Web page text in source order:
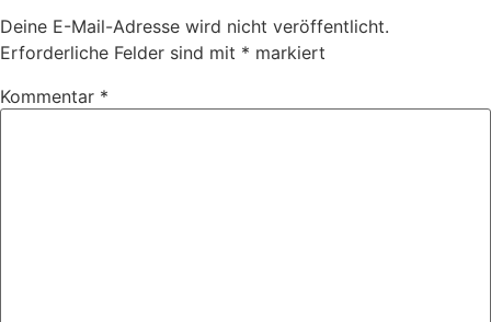
Deine E-Mail-Adresse wird nicht veröffentlicht.
Erforderliche Felder sind mit * markiert
Kommentar *